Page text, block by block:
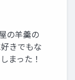
の羊羹の
きでもな
まった！